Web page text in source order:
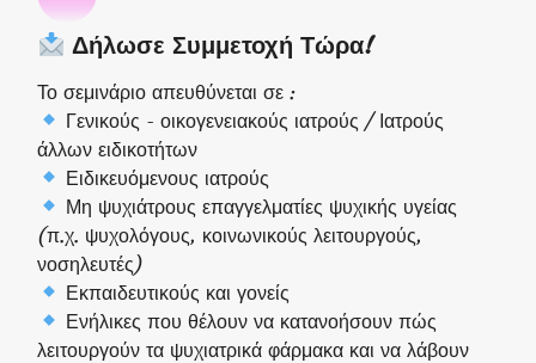
Δήλωσε Συμμετοχή Τώρα!
Το σεμινάριο απευθύνεται σε :
Γενικούς - οικογενειακούς ιατρούς / Ιατρούς
άλλων ειδικοτήτων
Ειδικευόμενους ιατρούς
Μη ψυχιάτρους επαγγελματίες ψυχικής υγείας
(π.χ. ψυχολόγους, κοινωνικούς λειτουργούς,
νοσηλευτές)
Εκπαιδευτικούς και γονείς
Ενήλικες που θέλουν να κατανοήσουν πώς
λειτουργούν τα ψυχιατρικά φάρμακα και να λάβουν